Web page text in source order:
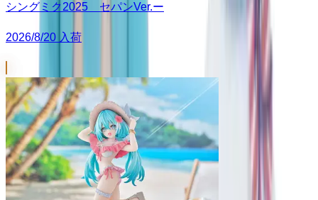
シングミク2025 セパンVer.ー
2026/8/20 入荷